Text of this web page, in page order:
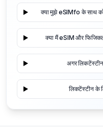
क्या मुझे eSIMfo के साथ
क्या मैं eSIM और
अगर लिकटेंस्टीन
लिकटेंस्टीन के